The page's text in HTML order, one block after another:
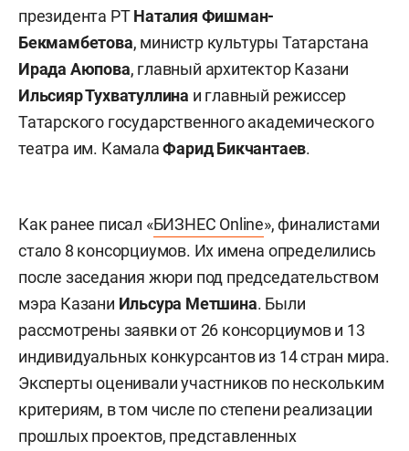
президента РТНаталия Фишман-
Бекмамбетова, министр культуры Татарстана
Ирада Аюпова, главный архитектор Казани
Ильсияр Тухватуллина и главный режиссер
Татарского государственного академического
театра им. КамалаФарид Бикчантаев.
Как ранее писал «БИЗНЕС Online», финалистами
стало 8 консорциумов. Их имена определились
после заседания жюри под председательством
мэра Казани Ильсура Метшина. Были
рассмотрены заявки от 26 консорциумов и 13
индивидуальных конкурсантов из 14 стран мира.
Эксперты оценивали участников по нескольким
критериям, в том числе по степени реализации
прошлых проектов, представленных